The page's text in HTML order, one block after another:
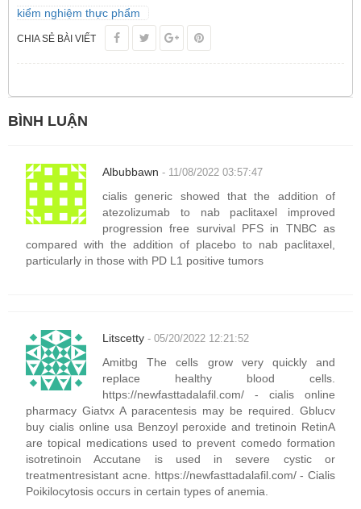
kiểm nghiệm thực phẩm
CHIA SẺ BÀI VIẾT
BÌNH LUẬN
Albubbawn - 11/08/2022 03:57:47
cialis generic showed that the addition of
atezolizumab to nab paclitaxel improved
progression free survival PFS in TNBC as
compared with the addition of placebo to nab paclitaxel,
particularly in those with PD L1 positive tumors
Litscetty - 05/20/2022 12:21:52
Amitbg The cells grow very quickly and
replace healthy blood cells.
https://newfasttadalafil.com/ - cialis online
pharmacy Giatvx A paracentesis may be required. Gblucv
buy cialis online usa Benzoyl peroxide and tretinoin RetinA
are topical medications used to prevent comedo formation
isotretinoin Accutane is used in severe cystic or
treatmentresistant acne. https://newfasttadalafil.com/ - Cialis
Poikilocytosis occurs in certain types of anemia.